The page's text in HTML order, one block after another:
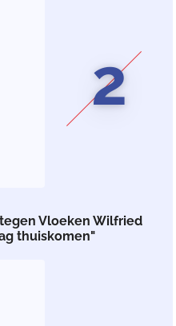
2
Vloeken Wilfried
thuiskomen"